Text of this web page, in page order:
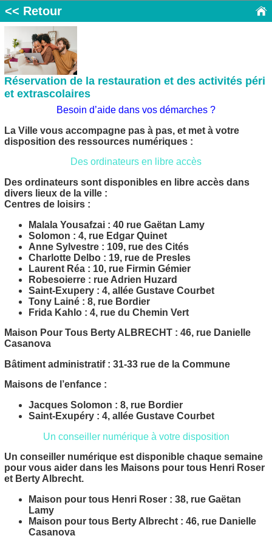
<< Retour
Réservation de la restauration et des activités péri
et extrascolaires
Besoin d’aide dans vos démarches ?
La Ville vous accompagne pas à pas, et met à votre
disposition des ressources numériques :
Des ordinateurs en libre accès
Des ordinateurs sont disponibles en libre accès dans
divers lieux de la ville :
Centres de loisirs :
Malala Yousafzai : 40 rue Gaëtan Lamy
Solomon : 4, rue Edgar Quinet
Anne Sylvestre : 109, rue des Cités
Charlotte Delbo : 19, rue de Presles
Laurent Réa : 10, rue Firmin Gémier
Robesoierre : rue Adrien Huzard
Saint-Exupery : 4, allée Gustave Courbet
Tony Lainé : 8, rue Bordier
Frida Kahlo : 4, rue du Chemin Vert
Maison Pour Tous Berty ALBRECHT : 46, rue Danielle
Casanova
Bâtiment administratif : 31-33 rue de la Commune
Maisons de l’enfance :
Jacques Solomon : 8, rue Bordier
Saint-Exupéry : 4, allée Gustave Courbet
Un conseiller numérique à votre disposition
Un conseiller numérique est disponible chaque semaine
pour vous aider dans les Maisons pour tous Henri Roser
et Berty Albrecht.
Maison pour tous Henri Roser : 38, rue Gaëtan
Lamy
Maison pour tous Berty Albrecht : 46, rue Danielle
Casanova